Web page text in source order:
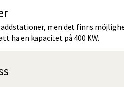
men det finns
ha en kapacitet på 400 KW.